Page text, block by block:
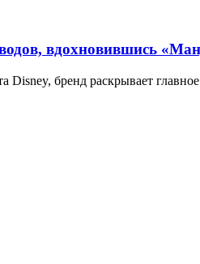
вдохновившись
бренд раскрывает